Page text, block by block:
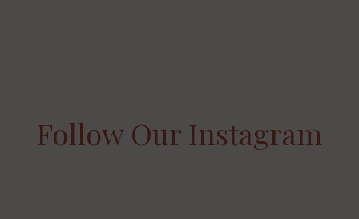
Follow Our Instagram